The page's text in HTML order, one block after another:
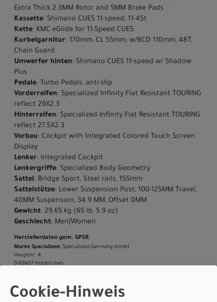
Extra Thick 2.3MM Rotor and 5MM Brake Pads
Kassette: Shimano CUES 11-speed, 11-45t
Kette: KMC eGlide for 11-Speed CUES
Kurbelgarnitur: 170mm, CL 55mm, w/BCD 110mm, 48T,
Chain Guard
Umwerfer hinten: Shimano CUES 11-speed w/ Shadow
Plus
Pedale: Turbo Pedals, anti-slip
Vorderreifen: Specialized Infinity Flat Resistant TOURING
reflect 29X2.3
Hinterreifen: Specialized Infinity Flat Resistant TOURING
reflect 27.5X2.3
Vorbau: Cockpit with Integrated Colored Touch Screen
Display
Lenker: Integrated Cockpit
Lenkergriffe: Specialized Body Geometry
Sattel: Bridge Sport, Steel rails, 155mm
Sattelstütze: Lower Suspension Post, 100-125MM Travel,
40MM Suspension, 34.9 MM, Offset 0MM
Gewicht: 29.65 kg (65 lb, 5.9 oz)
Geschlecht: Men|Women
Herstellerdaten gem. GPSR
Marke Specialized: Specialized Germany GmbH
Hauptstr. 4
D-83607 Holzkirchen
Cookie-Hinweis